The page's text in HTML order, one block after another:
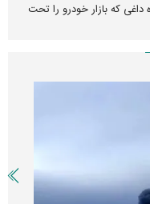
داغی که بازار خودرو را تحت